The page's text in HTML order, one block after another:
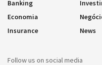
Banking
Economia
Insurance
News
Follow us on social media